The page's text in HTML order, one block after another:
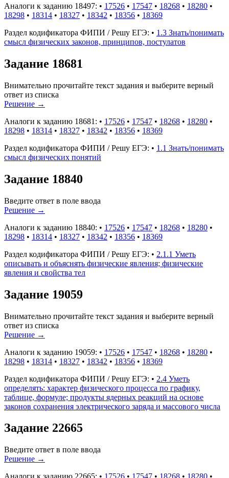
Аналоги к заданию 18497: • 17526 • 17547 • 18268 • 18280 •
18298 • 18314 • 18327 • 18342 • 18356 • 18369
Раздел кодификатора ФИПИ / Решу ЕГЭ: • 1.3 Знать/понимать
смысл физических законов, принципов, постулатов
Задание 18681
Внимательно прочитайте текст задания и выберите верный
ответ из списка
Решение →
Аналоги к заданию 18681: • 17526 • 17547 • 18268 • 18280 •
18298 • 18314 • 18327 • 18342 • 18356 • 18369
Раздел кодификатора ФИПИ / Решу ЕГЭ: • 1.1 Знать/понимать
смысл физических понятий
Задание 18840
Введите ответ в поле ввода
Решение →
Аналоги к заданию 18840: • 17526 • 17547 • 18268 • 18280 •
18298 • 18314 • 18327 • 18342 • 18356 • 18369
Раздел кодификатора ФИПИ / Решу ЕГЭ: • 2.1.1 Уметь
описывать и объяснять физические явления; физические
явления и свойства тел
Задание 19059
Внимательно прочитайте текст задания и выберите верный
ответ из списка
Решение →
Аналоги к заданию 19059: • 17526 • 17547 • 18268 • 18280 •
18298 • 18314 • 18327 • 18342 • 18356 • 18369
Раздел кодификатора ФИПИ / Решу ЕГЭ: • 2.4 Уметь
определять: характер физического процесса по графику,
таблице, формуле; продукты ядерных реакций на основе
законов сохранения электрического заряда и массового числа
Задание 22665
Введите ответ в поле ввода
Решение →